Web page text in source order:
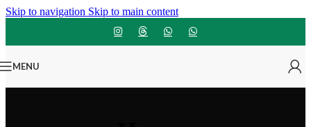
Skip to navigation Skip to main content
MENU